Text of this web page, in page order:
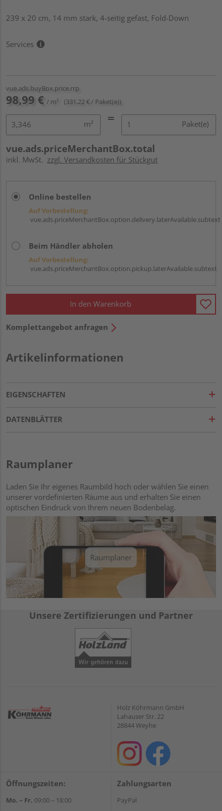
239 x 20 cm, 14 mm stark, 4-seitig gefast, Fold-Down
Services
vue.ads.buyBox.price.rrp
98,99 € / m² (331,22 € / Paket(e))
m² Paket(e)
vue.ads.priceMerchantBox.total
inkl. MwSt. zzgl. Versandkosten für Stückgut
Online bestellen
Auf Vorbestellung:
vue.ads.priceMerchantBox.option.delivery.laterAvailable.subtext
Beim Händler abholen
Auf Vorbestellung:
vue.ads.priceMerchantBox.option.pickup.laterAvailable.subtext
In den Warenkorb
Komplettangebot anfragen
Artikelinformationen
EIGENSCHAFTEN
DATENBLÄTTER
Raumplaner
Laden Sie Ihr eigenes Raumbild hoch oder wählen Sie einen
unserer vordefinierten Räume aus und erhalten Sie einen
optischen Eindruck von Ihrem neuen Bodenbelag.
Raumplaner
Unsere Zertifizierungen und Partner
Holz Köhrmann GmbH
Lahauser Str. 22
28844 Weyhe
Öffnungszeiten:
Mo. – Fr. 09:00 – 18:00
Zahlungsarten
PayPal